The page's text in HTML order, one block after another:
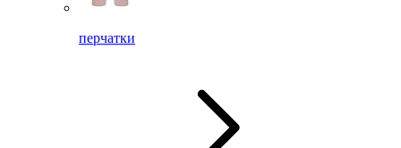
перчатки